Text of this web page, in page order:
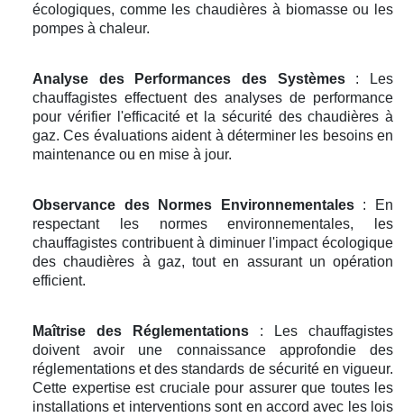
écologiques, comme les chaudières à biomasse ou les
pompes à chaleur.
Analyse des Performances des Systèmes: Les
chauffagistes effectuent des analyses de performance
pour vérifier l'efficacité et la sécurité des chaudières à
gaz. Ces évaluations aident à déterminer les besoins en
maintenance ou en mise à jour.
Observance des Normes Environnementales: En
respectant les normes environnementales, les
chauffagistes contribuent à diminuer l'impact écologique
des chaudières à gaz, tout en assurant un opération
efficient.
Maîtrise des Réglementations : Les chauffagistes
doivent avoir une connaissance approfondie des
réglementations et des standards de sécurité en vigueur.
Cette expertise est cruciale pour assurer que toutes les
installations et interventions sont en accord avec les lois